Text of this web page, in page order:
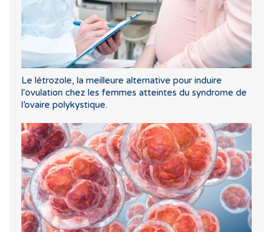
Le létrozole, la meilleure alternative pour induire
l'ovulation chez les femmes atteintes du syndrome de
l’ovaire polykystique.